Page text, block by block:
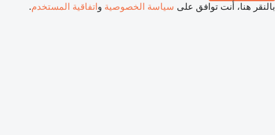
بالنقر هنا، أنت توافق على سياسة الخصوصية واتفاقية المستخدم.